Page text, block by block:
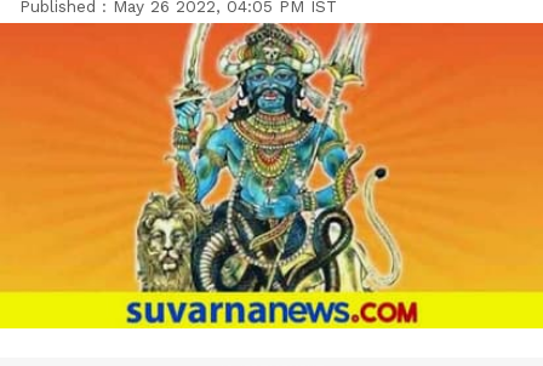
Published : May 26 2022, 04:05 PM IST